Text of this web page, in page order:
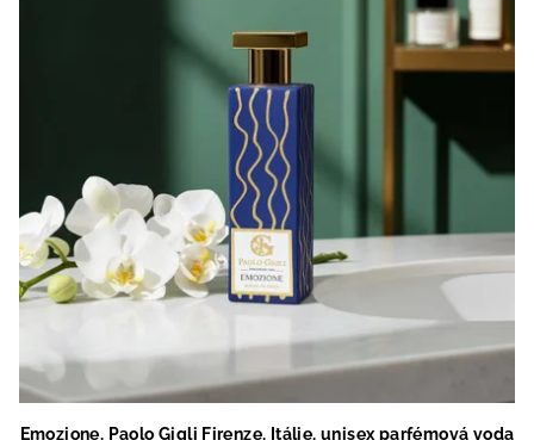
Emozione, Paolo Gigli Firenze, Itálie, unisex parfémová voda